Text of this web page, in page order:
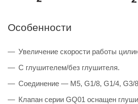
Особенности
Увеличение скорости работы
С глушителем/без глушителя.
Соединение — M5, G1/8, G1/4, G3/
Клапан серии GQ01 оснащен